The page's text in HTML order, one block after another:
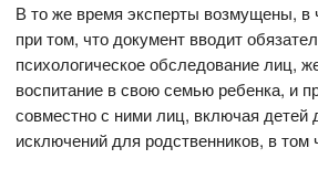
В то же время эксперты возмущены, в
при том, что документ вводит
психологическое обследование лиц,
воспитание в свою семью ребенка, и
совместно с ними лиц, включая детей
исключений для родственников, в том